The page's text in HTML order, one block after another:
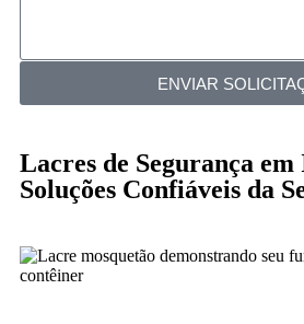
ENVIAR
Lacres de Segurança
Soluções Confiáveis da